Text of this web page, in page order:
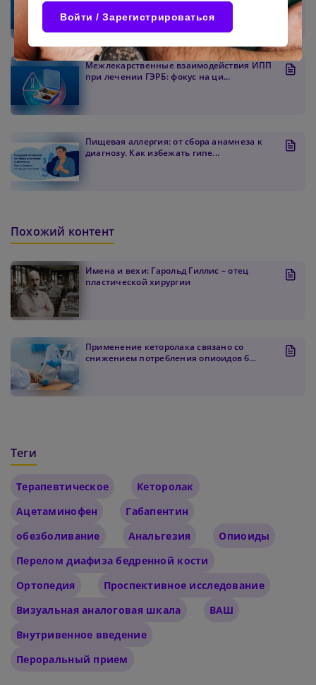
Подтвердите Пароль*
Войти / Зарегистрироваться
Межлекарственные взаимодействия ИПП
при лечении ГЭРБ: фокус на ци...
Пищевая аллергия: от сбора анамнеза к
диагнозу. Как избежать гипе...
Похожий контент
Имена и вехи: Гарольд Гиллис – отец
пластической хирургии
Применение кеторолака связано со
снижением потребления опиоидов б...
Теги
Терапевтическое
Кеторолак
Ацетаминофен
Габапентин
обезболивание
Анальгезия
Опиоиды
Перелом диафиза бедренной кости
Ортопедия
Проспективное исследование
Визуальная аналоговая шкала
ВАШ
Внутривенное введение
Пероральный прием